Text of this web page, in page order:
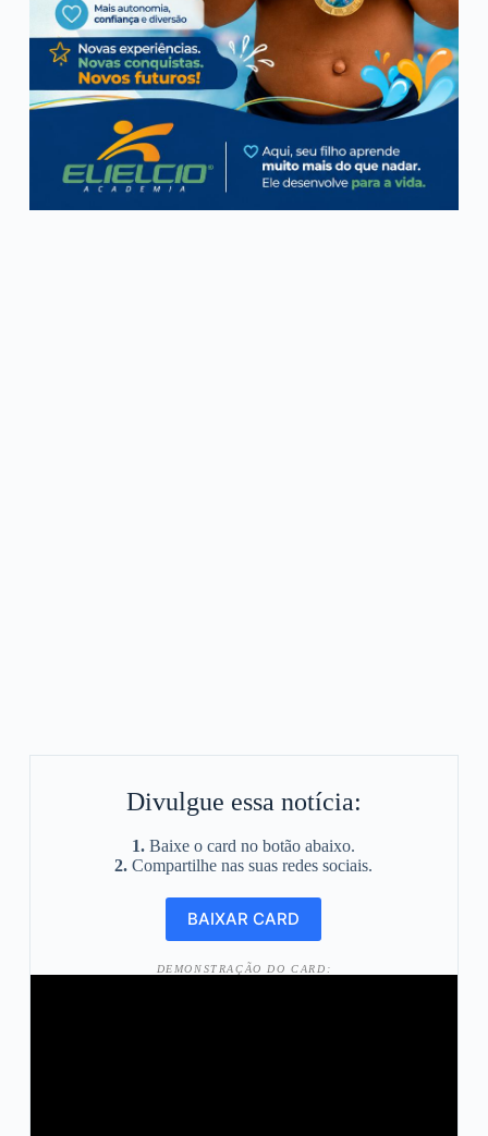
Divulgue essa notícia:
1. Baixe o card no botão abaixo.
2. Compartilhe nas suas redes sociais.
DEMONSTRAÇÃO DO CARD: